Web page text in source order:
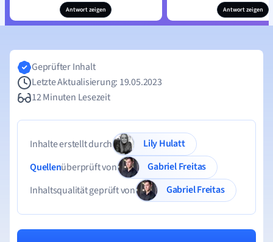
Antwort zeigen Antwort zeigen
Geprüfter Inhalt
Letzte Aktualisierung: 19.05.2023
12 Minuten Lesezeit
Inhalte erstellt durch
Lily Hulatt
Quellenüberprüft von
Gabriel Freitas
Inhaltsqualität geprüft von
Gabriel Freitas